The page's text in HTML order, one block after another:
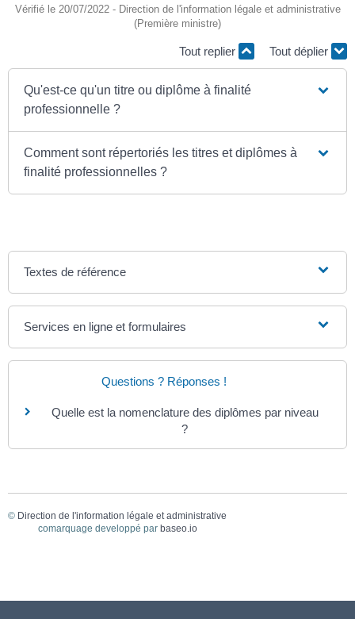
Vérifié le 20/07/2022 - Direction de l'information légale et administrative
(Première ministre)
Tout replier Tout déplier
Qu'est-ce qu'un titre ou diplôme à finalité
professionnelle ?
Comment sont répertoriés les titres et diplômes à
finalité professionnelles ?
Textes de référence
Services en ligne et formulaires
Questions ? Réponses !
Quelle est la nomenclature des diplômes par niveau
?
© Direction de l'information légale et administrative
comarquage developpé par baseo.io